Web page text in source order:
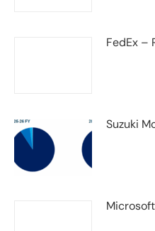
FedEx –
Suzuki